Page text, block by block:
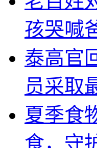
孩哭喊
泰高官
员采取
夏季食
食，守